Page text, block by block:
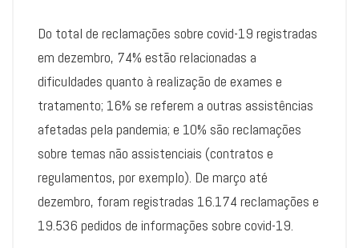
Do total de reclamações sobre covid-19 registradas
em dezembro, 74% estão relacionadas a
dificuldades quanto à realização de exames e
tratamento; 16% se referem a outras assistências
afetadas pela pandemia; e 10% são reclamações
sobre temas não assistenciais (contratos e
regulamentos, por exemplo). De março até
dezembro, foram registradas 16.174 reclamações e
19.536 pedidos de informações sobre covid-19.